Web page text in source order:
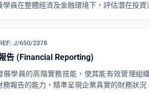
學員在整體經濟及金融環境下，評估潛在投資
J/650/2378
告 (Financial Reporting)
展學員的高階實務技能，使其能有效管理組
務報告的能力，精準呈現企業真實的財務狀況